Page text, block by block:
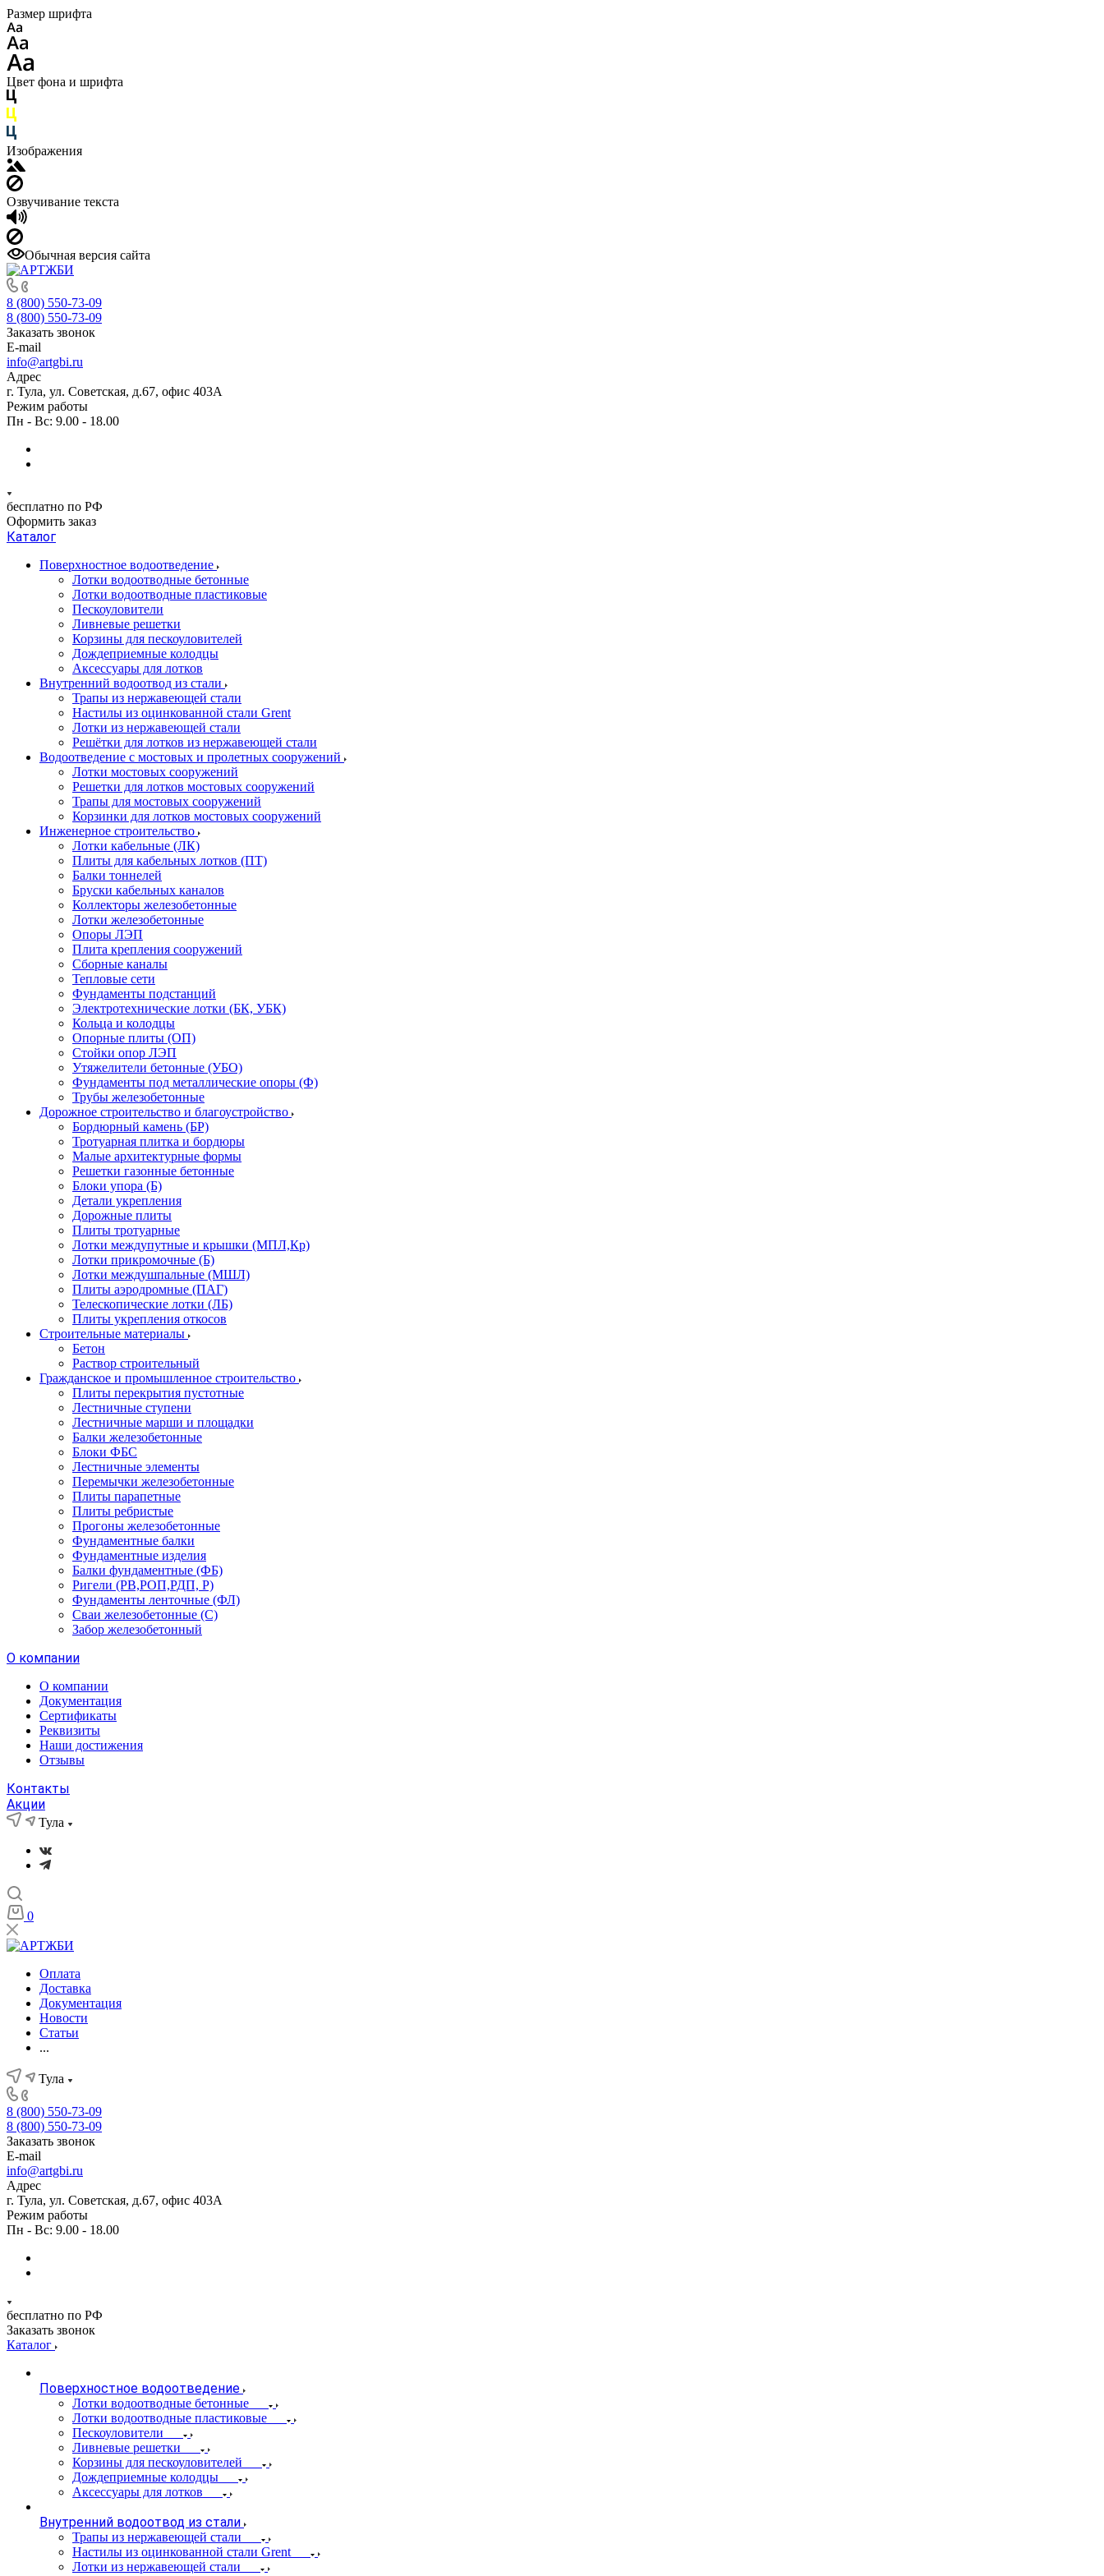
Размер шрифта
Цвет фона и шрифта
Изображения
Озвучивание текста
Обычная версия сайта
8 (800) 550-73-09
8 (800) 550-73-09
Заказать звонок
E-mail
info@artgbi.ru
Адрес
г. Тула, ул. Советская, д.67, офис 403А
Режим работы
Пн - Вс: 9.00 - 18.00
бесплатно по РФ
Оформить заказ
Каталог
Поверхностное водоотведение
Лотки водоотводные бетонные
Лотки водоотводные пластиковые
Пескоуловители
Ливневые решетки
Корзины для пескоуловителей
Дождеприемные колодцы
Аксессуары для лотков
Внутренний водоотвод из стали
Трапы из нержавеющей стали
Настилы из оцинкованной стали Grent
Лотки из нержавеющей стали
Решётки для лотков из нержавеющей стали
Водоотведение с мостовых и пролетных сооружений
Лотки мостовых сооружений
Решетки для лотков мостовых сооружений
Трапы для мостовых сооружений
Корзинки для лотков мостовых сооружений
Инженерное строительство
Лотки кабельные (ЛК)
Плиты для кабельных лотков (ПТ)
Балки тоннелей
Бруски кабельных каналов
Коллекторы железобетонные
Лотки железобетонные
Опоры ЛЭП
Плита крепления сооружений
Сборные каналы
Тепловые сети
Фундаменты подстанций
Электротехнические лотки (БК, УБК)
Кольца и колодцы
Опорные плиты (ОП)
Стойки опор ЛЭП
Утяжелители бетонные (УБО)
Фундаменты под металлические опоры (Ф)
Трубы железобетонные
Дорожное строительство и благоустройство
Бордюрный камень (БР)
Тротуарная плитка и бордюры
Малые архитектурные формы
Решетки газонные бетонные
Блоки упора (Б)
Детали укрепления
Дорожные плиты
Плиты тротуарные
Лотки междупутные и крышки (МПЛ,Кр)
Лотки прикромочные (Б)
Лотки междушпальные (МШЛ)
Плиты аэродромные (ПАГ)
Телескопические лотки (ЛБ)
Плиты укрепления откосов
Строительные материалы
Бетон
Раствор строительный
Гражданское и промышленное строительство
Плиты перекрытия пустотные
Лестничные ступени
Лестничные марши и площадки
Балки железобетонные
Блоки ФБС
Лестничные элементы
Перемычки железобетонные
Плиты парапетные
Плиты ребристые
Прогоны железобетонные
Фундаментные балки
Фундаментные изделия
Балки фундаментные (ФБ)
Ригели (РВ,РОП,РДП, Р)
Фундаменты ленточные (ФЛ)
Сваи железобетонные (С)
Забор железобетонный
О компании
О компании
Документация
Сертификаты
Реквизиты
Наши достижения
Отзывы
Контакты
Акции
Тула
0
Оплата
Доставка
Документация
Новости
Статьи
...
Тула
8 (800) 550-73-09
8 (800) 550-73-09
Заказать звонок
E-mail
info@artgbi.ru
Адрес
г. Тула, ул. Советская, д.67, офис 403А
Режим работы
Пн - Вс: 9.00 - 18.00
бесплатно по РФ
Заказать звонок
Каталог
Поверхностное водоотведение
Лотки водоотводные бетонные
Лотки водоотводные пластиковые
Пескоуловители
Ливневые решетки
Корзины для пескоуловителей
Дождеприемные колодцы
Аксессуары для лотков
Внутренний водоотвод из стали
Трапы из нержавеющей стали
Настилы из оцинкованной стали Grent
Лотки из нержавеющей стали